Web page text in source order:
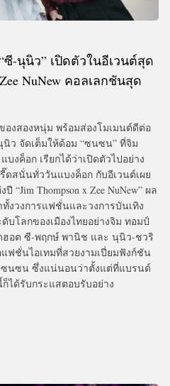
-นุนิว” เปิดตัวในอีเวนต์สุด
NuNew คอลเลกชันสุด
องสองหนุ่ม พร้อมส่องโมเมนต์ดีต่อ
นิว จัดเต็มให้ด้อม “ซนซน” ที่จิม
ค็อก เรียกได้ว่าเปิดตัวไปอย่าง
ดสนั่นทั่ววันแบงค็อก กับอีเวนต์เผย
Thompson x Zee NuNew” ผล
งวงการแฟชั่นและวงการบันเทิง
โลกของเมืองไทยอย่างจิม ทอมป์
ฮอต ซี-พฤกษ์ พานิช และ นุนิว-ชวริ
ฟชั่นไอเทมที่สวยงามเปี่ยมฟังก์ชัน
ซนซน ซึ่งแน่นอนว่าตั้งแต่ที่แบรนด์
ได้รับกระแสตอบรับอย่าง